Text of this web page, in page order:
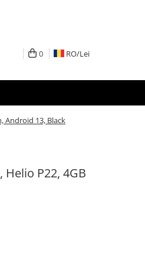
0 RO/Lei
Android 13, Black
Helio P22, 4GB